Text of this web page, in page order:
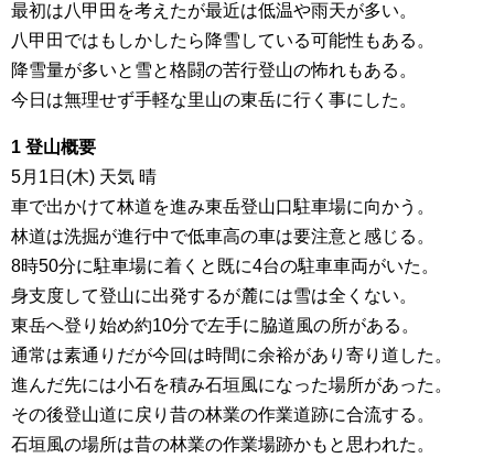
最初は八甲田を考えたが最近は低温や雨天が多い。
八甲田ではもしかしたら降雪している可能性もある。
降雪量が多いと雪と格闘の苦行登山の怖れもある。
今日は無理せず手軽な里山の東岳に行く事にした。
1 登山概要
5月1日(木) 天気 晴
車で出かけて林道を進み東岳登山口駐車場に向かう。
林道は洗掘が進行中で低車高の車は要注意と感じる。
8時50分に駐車場に着くと既に4台の駐車車両がいた。
身支度して登山に出発するが麓には雪は全くない。
東岳へ登り始め約10分で左手に脇道風の所がある。
通常は素通りだが今回は時間に余裕があり寄り道した。
進んだ先には小石を積み石垣風になった場所があった。
その後登山道に戻り昔の林業の作業道跡に合流する。
石垣風の場所は昔の林業の作業場跡かもと思われた。